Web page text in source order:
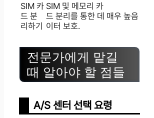
SIM 카
드 분
리하기
SIM 및 메모리 카
드 분리를 통한 데
이터 보호.
매우 높음
전문가에게 맡길
때 알아야 할 점들
A/S 센터 선택 요령